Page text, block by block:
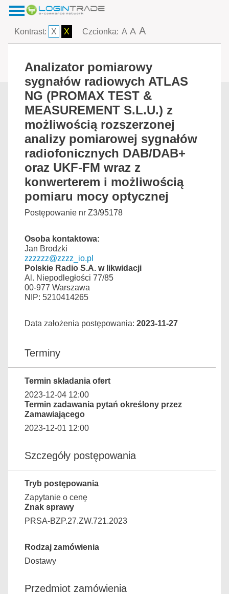
Kontrast: X X Czcionka: A A A
Analizator pomiarowy
sygnałów radiowych ATLAS
NG (PROMAX TEST &
MEASUREMENT S.L.U.) z
możliwością rozszerzonej
analizy pomiarowej sygnałów
radiofonicznych DAB/DAB+
oraz UKF-FM wraz z
konwerterem i możliwością
pomiaru mocy optycznej
Postępowanie nr Z3/95178
Osoba kontaktowa:
Jan Brodzki
zzzzzz@zzzz_io.pl
Polskie Radio S.A. w likwidacji
Al. Niepodległości 77/85
00-977 Warszawa
NIP: 5210414265
Data założenia postępowania: 2023-11-27
Terminy
Termin składania ofert
2023-12-04 12:00
Termin zadawania pytań określony przez
Zamawiającego
2023-12-01 12:00
Szczegóły postępowania
Tryb postępowania
Zapytanie o cenę
Znak sprawy
PRSA-BZP.27.ZW.721.2023
Rodzaj zamówienia
Dostawy
Przedmiot zamówienia